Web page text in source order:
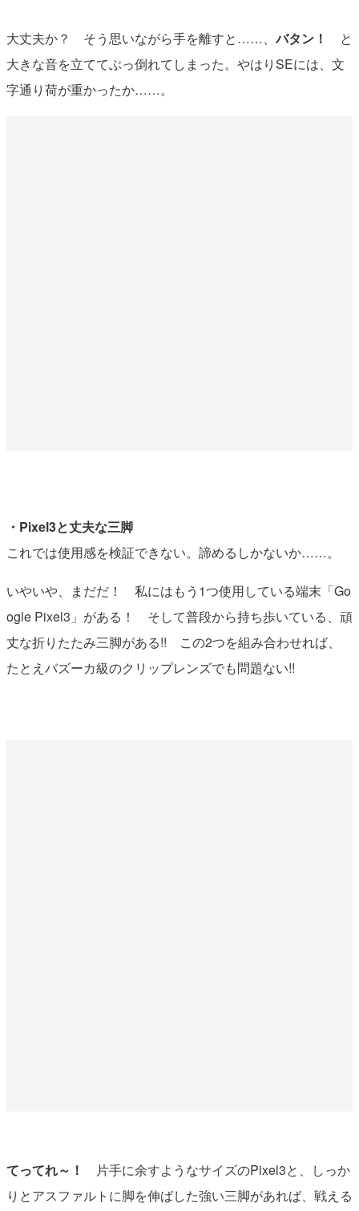
大丈夫か？ そう思いながら手を離すと……、バタン！
と
大きな音を立ててぶっ倒れてしまった。やはりSEには、文
字通り荷が重かったか……。
・Pixel3と丈夫な三脚
これでは使用感を検証できない。諦めるしかないか……。
いやいや、まだだ！ 私にはもう1つ使用している端末「Go
ogle Pixel3」がある！ そして普段から持ち歩いている、頑
丈な折りたたみ三脚がある!! この2つを組み合わせれば、
たとえバズーカ級のクリップレンズでも問題ない!!
てってれ～！
片手に余すようなサイズのPixel3と、しっか
りとアスファルトに脚を伸ばした強い三脚があれば、戦える